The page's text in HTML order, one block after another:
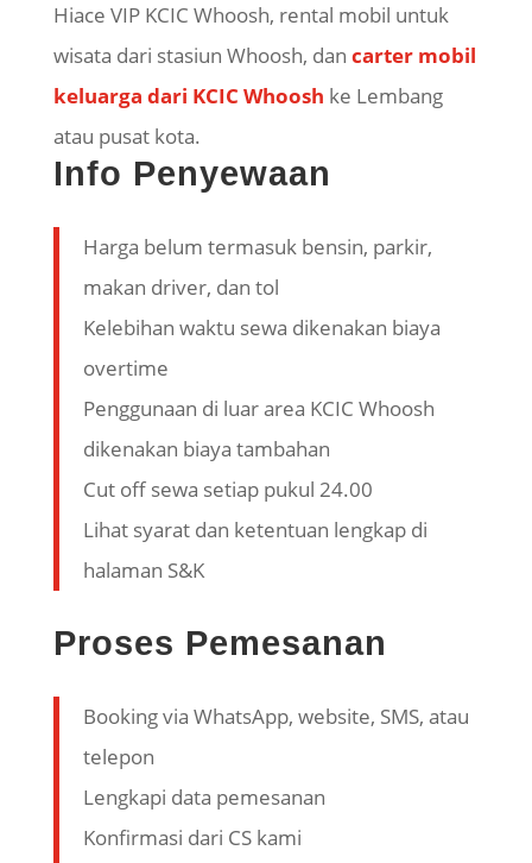
Hiace VIP KCIC Whoosh, rental mobil untuk
wisata dari stasiun Whoosh, dan carter mobil
keluarga dari KCIC Whoosh ke Lembang
atau pusat kota.
Info Penyewaan
Harga belum termasuk bensin, parkir,
makan driver, dan tol
Kelebihan waktu sewa dikenakan biaya
overtime
Penggunaan di luar area KCIC Whoosh
dikenakan biaya tambahan
Cut off sewa setiap pukul 24.00
Lihat syarat dan ketentuan lengkap di
halaman S&K
Proses Pemesanan
Booking via WhatsApp, website, SMS, atau
telepon
Lengkapi data pemesanan
Konfirmasi dari CS kami